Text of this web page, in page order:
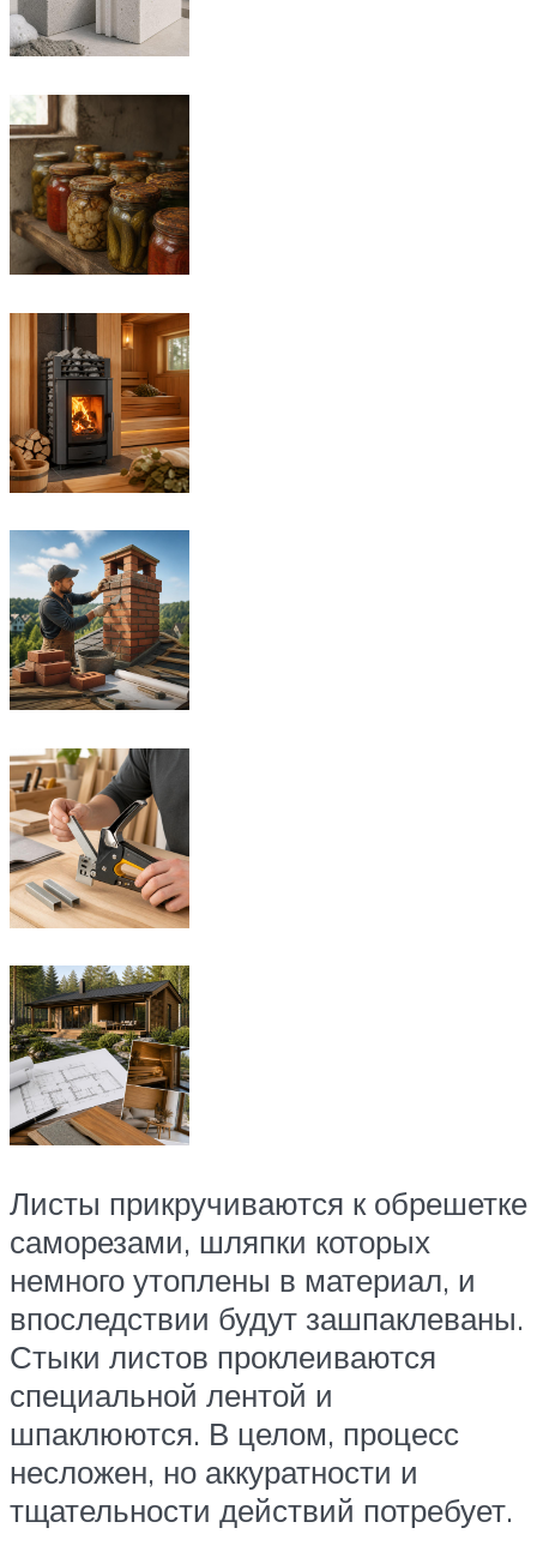
Листы прикручиваются к обрешетке
саморезами, шляпки которых
немного утоплены в материал, и
впоследствии будут зашпаклеваны.
Стыки листов проклеиваются
специальной лентой и
шпаклюются. В целом, процесс
несложен, но аккуратности и
тщательности действий потребует.